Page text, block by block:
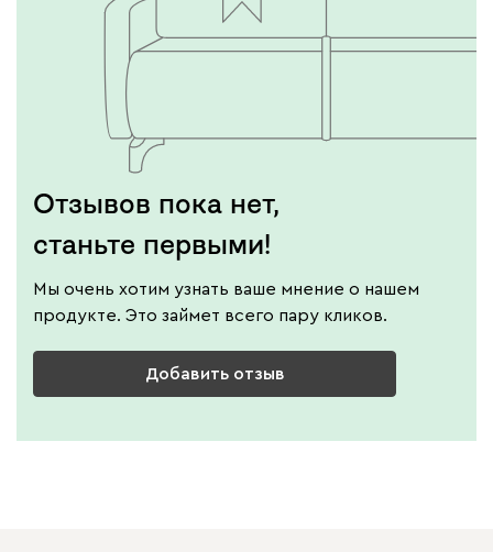
Отзывов пока нет,
станьте первыми!
Мы очень хотим узнать ваше мнение о нашем
продукте. Это займет всего пару кликов.
Добавить отзыв